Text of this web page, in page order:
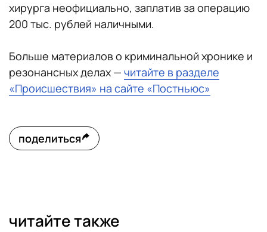
хирурга неофициально, заплатив за операцию
200 тыс. рублей наличными.
Больше материалов о криминальной хронике и
резонансных делах — читайте в разделе
«Происшествия» на сайте «Постньюс»
поделиться
читайте также